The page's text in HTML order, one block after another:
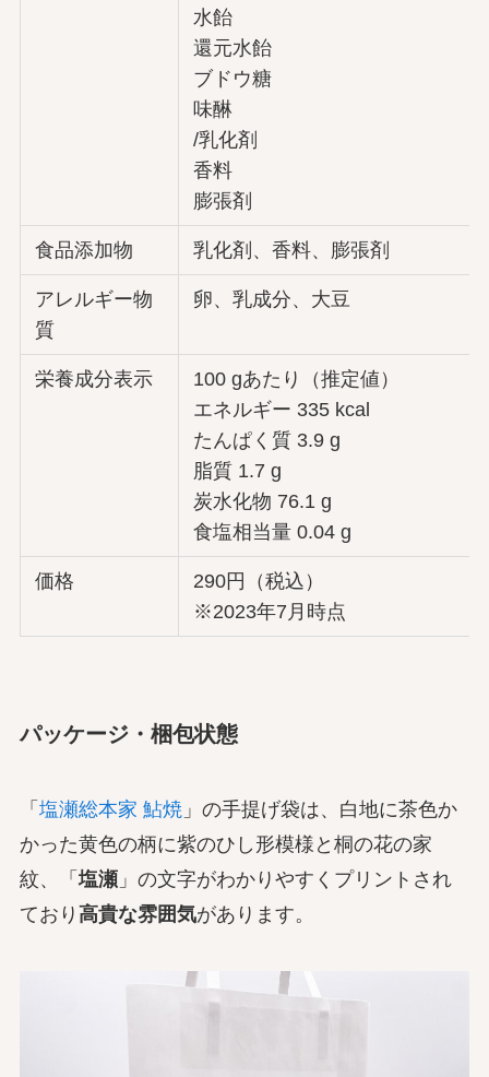
水飴
還元水飴
ブドウ糖
味醂
/乳化剤
香料
膨張剤
食品添加物 乳化剤、香料、膨張剤
アレルギー物
質
卵、乳成分、大豆
栄養成分表示
100 gあたり（推定値）
エネルギー 335 kcal
たんぱく質 3.9 g
脂質 1.7 g
炭水化物 76.1 g
食塩相当量 0.04 g
価格
290円（税込）
※2023年7月時点
パッケージ・梱包状態
「 塩瀬総本家 鮎焼 」の手提げ袋は、白地に茶色か
かった黄色の柄に紫のひし形模様と桐の花の家
紋、「 塩瀬」の文字がわかりやすくプリントされ
ており 高貴な雰囲気があります。